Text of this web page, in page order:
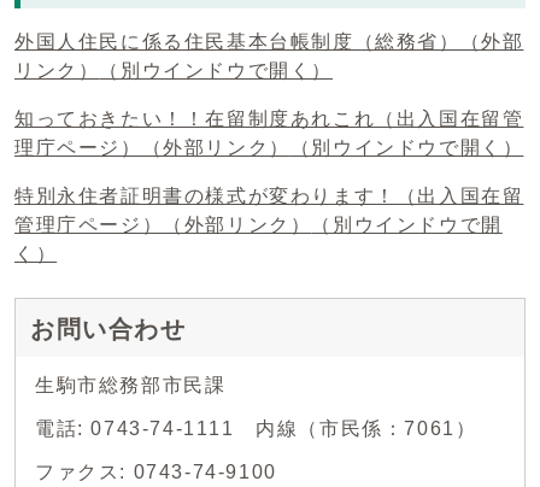
外国人住民に係る住民基本台帳制度（総務省）（外部
リンク）
（別ウインドウで開く）
知っておきたい！！在留制度あれこれ（出入国在留管
理庁ページ）（外部リンク）
（別ウインドウで開く）
特別永住者証明書の様式が変わります！（出入国在留
管理庁ページ）（外部リンク）
（別ウインドウで開
く）
お問い合わせ
生駒市総務部市民課
電話: 0743-74-1111 内線（市民係：7061）
ファクス: 0743-74-9100